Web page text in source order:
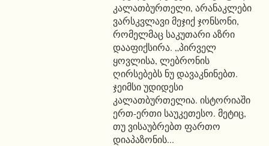
კალათბურთელი, არანაკლები
ვარსკვლავი მეჯიქ ჯონსონი,
რომელმაც საკუთარი აზრი
დააფიქსირა. „პირველ
ყოვლისა, ლებრონის
ღირსებებს ნუ დავაკნინებთ.
ჯეიმსი უდიდესი
კალათბურთელია. ისტორიაში
ერთ-ერთი საუკეთესო. მეტიც,
თუ ვისაუბრებთ ფართო
დიაპაზონის...